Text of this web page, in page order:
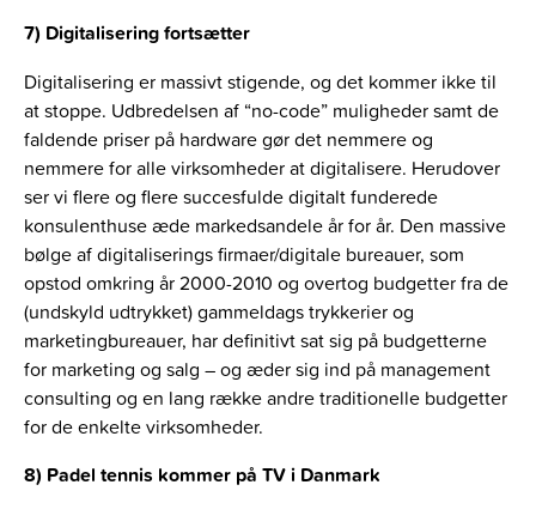
7) Digitalisering fortsætter
Digitalisering er massivt stigende, og det kommer ikke til
at stoppe. Udbredelsen af “no-code” muligheder samt de
faldende priser på hardware gør det nemmere og
nemmere for alle virksomheder at digitalisere. Herudover
ser vi flere og flere succesfulde digitalt funderede
konsulenthuse æde markedsandele år for år. Den massive
bølge af digitaliserings firmaer/digitale bureauer, som
opstod omkring år 2000-2010 og overtog budgetter fra de
(undskyld udtrykket) gammeldags trykkerier og
marketingbureauer, har definitivt sat sig på budgetterne
for marketing og salg – og æder sig ind på management
consulting og en lang række andre traditionelle budgetter
for de enkelte virksomheder.
8) Padel tennis kommer på TV i Danmark